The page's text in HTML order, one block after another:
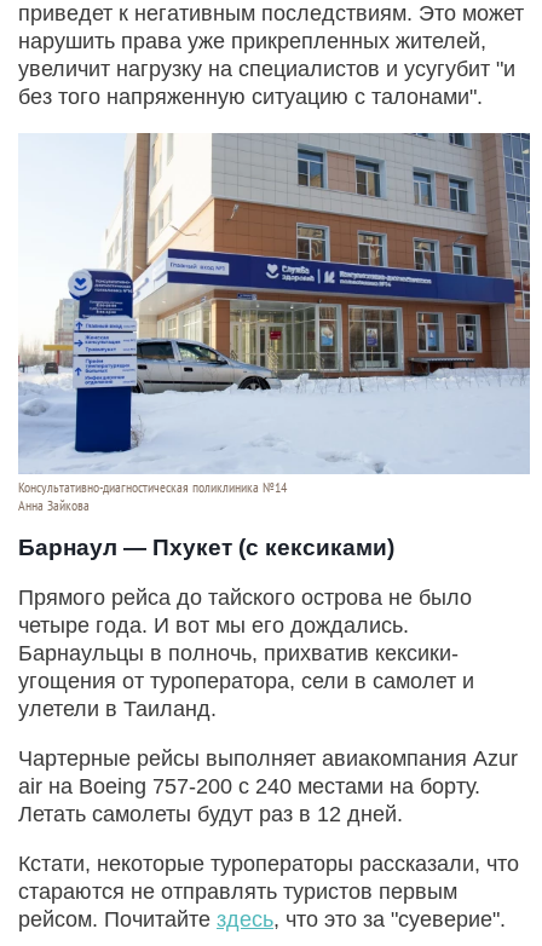
приведет к негативным последствиям. Это может
нарушить права уже прикрепленных жителей,
увеличит нагрузку на специалистов и усугубит "и
без того напряженную ситуацию с талонами".
Консультативно-диагностическая поликлиника №14
Анна Зайкова
Барнаул — Пхукет (с кексиками)
Прямого рейса до тайского острова не было
четыре года. И вот мы его дождались.
Барнаульцы в полночь, прихватив кексики-
угощения от туроператора, сели в самолет и
улетели в Таиланд.
Чартерные рейсы выполняет авиакомпания Azur
air на Boeing 757-200 с 240 местами на борту.
Летать самолеты будут раз в 12 дней.
Кстати, некоторые туроператоры рассказали, что
стараются не отправлять туристов первым
рейсом. Почитайте здесь, что это за "суеверие".